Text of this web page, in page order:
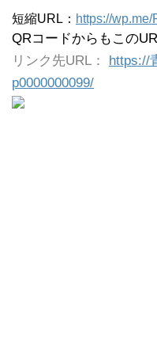
短縮URL： https://
QRコードからもこの
リンク先URL： https://
p0000000099/